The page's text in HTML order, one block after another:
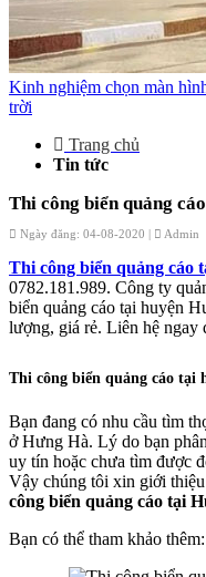
Kinh nghiệm chọn màn
trời
Trang chủ
Tin tức
Thi công biển quảng
Ngày đăng: 04-08-2020 | Admin
Thi công biển quảng cáo
0782.181.989. Công ty
biển quảng cáo tại huyện
lượng, giá rẻ. Liên hệ ngay
Thi công biển quảng cáo tại
Bạn đang có nhu cầu tìm
ở Hưng Hà. Lý do bạn
uy tín hoặc chưa tìm được
Vậy chúng tôi xin giới
công biển quảng cáo tại
Bạn có thể tham khảo thêm: